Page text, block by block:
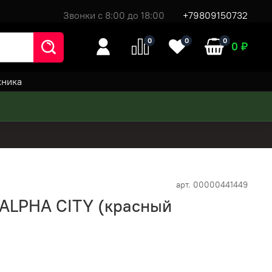
Звонки с 8:00 до 18:00 +79809150732
0 0 0 0 ₽
арт. 00000441449
CITY (красный